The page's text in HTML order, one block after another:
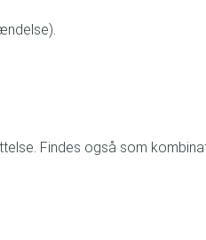
Findes også som